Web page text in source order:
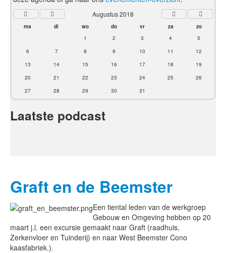
Augustus 2018
ma di wo do vr za
zo
1
2 3 4
5
6
7 8 9 10 11
12
13
14 15 16 17 18
19
20
21 22 23 24 25
26
27
28 29 30 31
Laatste podcast
Graft en de Beemster
Een tiental leden van de werkgroep
Gebouw en Omgeving hebben op 20
maart j.l. een excursie gemaakt naar Graft (raadhuis,
Zerkenvloer en Tuinderij) en naar West Beemster Cono
kaasfabriek.).